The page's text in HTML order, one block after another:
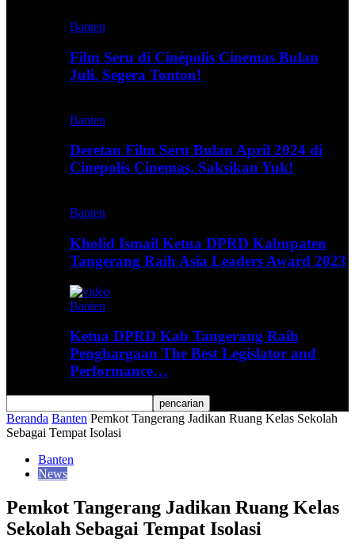
Banten
Film Seru di Cinépolis Cinemas Bulan
Juli, Segera Tonton!
Banten
Deretan Film Seru Bulan April 2024 di
Cinepolis Cinemas, Saksikan Yuk!
Banten
Kholid Ismail Ketua DPRD Kabupaten
Tangerang Raih Asia Leaders Award 2023
Banten
Ketua DPRD Kab Tangerang Raih
Penghargaan The Best Legislator and
Performance…
Beranda Banten Pemkot Tangerang Jadikan Ruang Kelas Sekolah
Sebagai Tempat Isolasi
Banten
News
Pemkot Tangerang Jadikan Ruang Kelas
Sekolah Sebagai Tempat Isolasi